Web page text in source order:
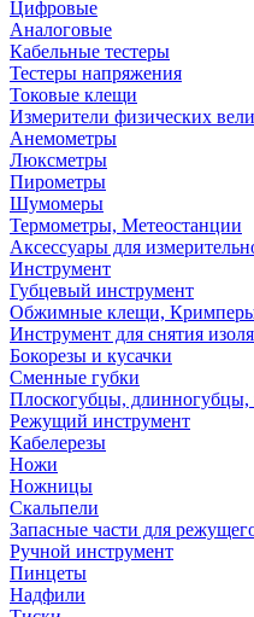
Цифровые
Аналоговые
Кабельные тестеры
Тестеры напряжения
Токовые клещи
Измерители физических
Анемометры
Люксметры
Пирометры
Шумомеры
Термометры, Метеостанции
Аксессуары для
Инструмент
Губцевый инструмент
Обжимные клещи,
Инструмент для снятия
Бокорезы и кусачки
Сменные губки
Плоскогубцы, длинногубцы,
Режущий инструмент
Кабелерезы
Ножи
Ножницы
Скальпели
Запасные части для
Ручной инструмент
Пинцеты
Надфили